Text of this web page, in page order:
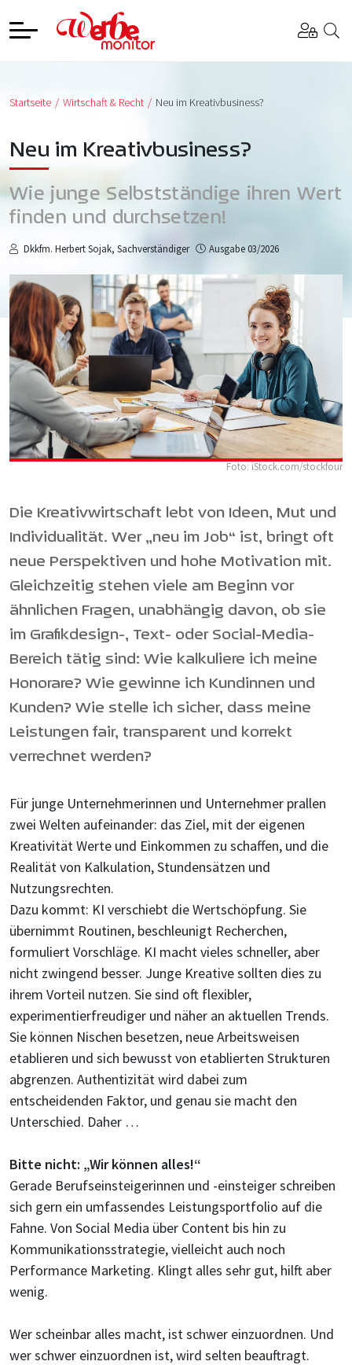
Startseite Wirtschaft & Recht Neu im Kreativbusiness?
Neu im Kreativbusiness?
Wie junge Selbstständige ihren Wert
finden und durchsetzen!
Dkkfm. Herbert Sojak, Sachverständiger Ausgabe 03/2026
Foto: iStock.com/stockfour
Die Kreativwirtschaft lebt von Ideen, Mut und
Individualität. Wer „neu im Job“ ist, bringt oft
neue Perspektiven und hohe Motivation mit.
Gleichzeitig stehen viele am Beginn vor
ähnlichen Fragen, unabhängig davon, ob sie
im Grafikdesign-, Text- oder Social-Media-
Bereich tätig sind: Wie kalkuliere ich meine
Honorare? Wie gewinne ich Kundinnen und
Kunden? Wie stelle ich sicher, dass meine
Leistungen fair, transparent und korrekt
verrechnet werden?
Für junge Unternehmerinnen und Unternehmer prallen
zwei Welten aufeinander: das Ziel, mit der eigenen
Kreativität Werte und Einkommen zu schaffen, und die
Realität von Kalkulation, Stundensätzen und
Nutzungsrechten.
Dazu kommt: KI verschiebt die Wertschöpfung. Sie
übernimmt Routinen, beschleunigt Recherchen,
formuliert Vorschläge. KI macht vieles schneller, aber
nicht zwingend besser. Junge Kreative sollten dies zu
ihrem Vorteil nutzen. Sie sind oft flexibler,
experimentierfreudiger und näher an aktuellen Trends.
Sie können Nischen besetzen, neue Arbeitsweisen
etablieren und sich bewusst von etablierten Strukturen
abgrenzen. Authentizität wird dabei zum
entscheidenden Faktor, und genau sie macht den
Unterschied. Daher …
Bitte nicht: „Wir können alles!“
Gerade Berufseinsteigerinnen und -einsteiger schreiben
sich gern ein umfassendes Leistungsportfolio auf die
Fahne. Von Social Media über Content bis hin zu
Kommunikationsstrategie, vielleicht auch noch
Performance Marketing. Klingt alles sehr gut, hilft aber
wenig.
Wer scheinbar alles macht, ist schwer einzuordnen. Und
wer schwer einzuordnen ist, wird selten beauftragt.